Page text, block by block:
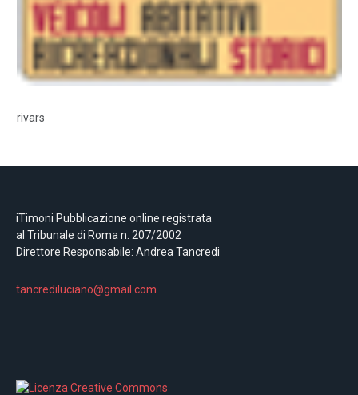
rivars
iTimoni Pubblicazione online registrata
al Tribunale di Roma n. 207/2002
Direttore Responsabile: Andrea Tancredi
tancrediluciano@gmail.com